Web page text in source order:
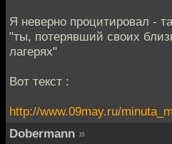
Я неверно процитировал -
"ты, потерявший своих
лагерях"
Вот текст :
http://www.09may.ru/
Dobermann »